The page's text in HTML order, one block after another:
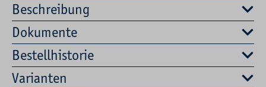
Beschreibung
Dokumente
Bestellhistorie
Varianten